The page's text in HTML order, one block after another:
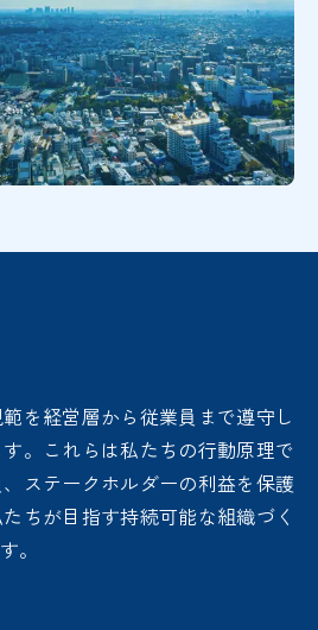
を経営層から従業員まで遵守し
。これらは私たちの行動原理で
ステークホルダーの利益を保護
ちが目指す持続可能な組織づく
。